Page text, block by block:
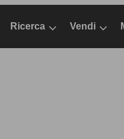
Ricerca Vendi